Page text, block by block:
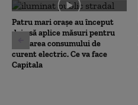
seconds
Patru mari orașe au început
deja să aplice măsuri pentru
limitarea consumului de
curent electric. Ce va face
Capitala